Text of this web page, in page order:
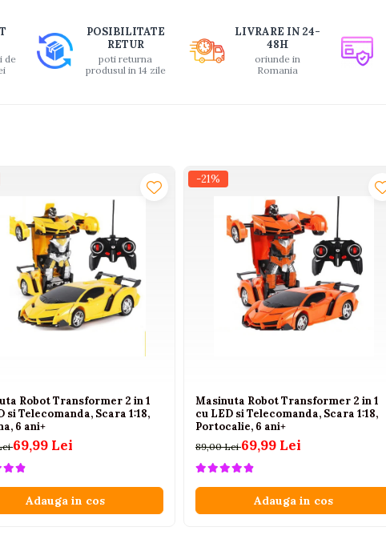
de
POSIBILITATE
RETUR
poti returna
produsul in 14 zile
LIVRARE IN 24-
48H
oriunde in
Romania
Robot Transformer 2 in 1
si Telecomanda, Scara 1:18,
6 ani+
69,99 Lei
Adauga in cos
-21%
Masinuta Robot Transformer 2 in 1
cu LED si Telecomanda, Scara 1:18,
Portocalie, 6 ani+
89,00 Lei69,99 Lei
Adauga in cos